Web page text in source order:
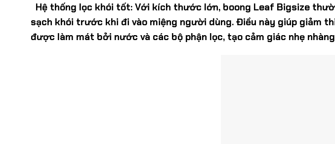
Hệ thống lọc khói tốt: Với kích thước lớn, boong Leaf Bigsize
sạch khói trước khi đi vào miệng người dùng. Điều này giúp giảm
được làm mát bởi nước và các bộ phận lọc, tạo cảm giác nhẹ